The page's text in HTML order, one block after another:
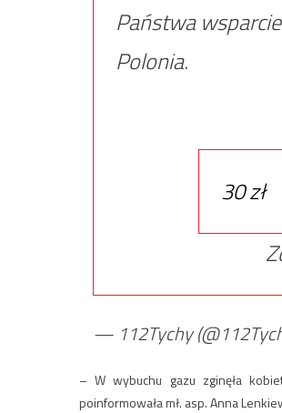
Państwa
Polonia.
30 zł
— 112Tychy
– W wybuchu gazu zginęła
poinformowała mł. asp. Anna